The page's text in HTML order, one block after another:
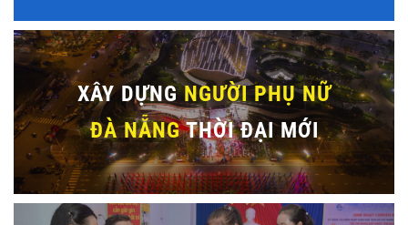
XÂY DỰNGNGƯỜI PHỤ NỮ
ĐÀ NẴNGTHỜI ĐẠI MỚI